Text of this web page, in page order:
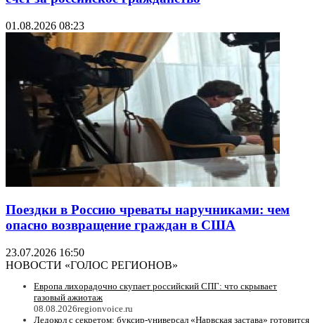
01.08.2026 08:23
Поездки в Россию чреваты наручниками: чем
опасно возвращение граждан в США
23.07.2026 16:50
НОВОСТИ «ГОЛОС РЕГИОНОВ»
Европа лихорадочно скупает российский СПГ: что скрывает
газовый ажиотаж
08.08.2026regionvoice.ru
Ледокол с секретом: буксир-универсал «Нарвская застава» готовится